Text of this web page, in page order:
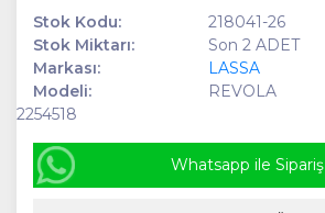
Stok Kodu:
218041-26
Stok Miktarı:
Son 2 ADET
Markası:
LASSA
Modeli:
REVOLA
2254518
Whatsapp ile Sipariş